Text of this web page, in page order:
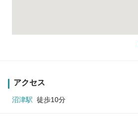
アクセス
沼津駅 徒歩10分